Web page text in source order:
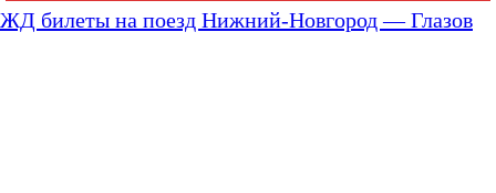
ЖД билеты на поезд Нижний-Новгород — Глазов